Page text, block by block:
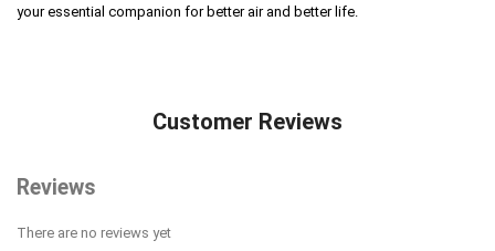
your essential companion for better air and better life.
Customer Reviews
Reviews
There are no reviews yet